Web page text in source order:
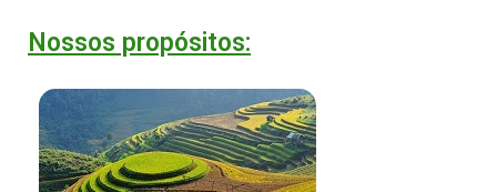
Nossos propósitos: